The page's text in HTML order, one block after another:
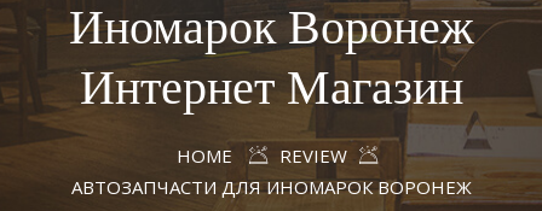
Иномарок Воронеж
Интернет Магазин
HOME
REVIEW
АВТОЗАПЧАСТИ ДЛЯ ИНОМАРОК ВОРОНЕЖ